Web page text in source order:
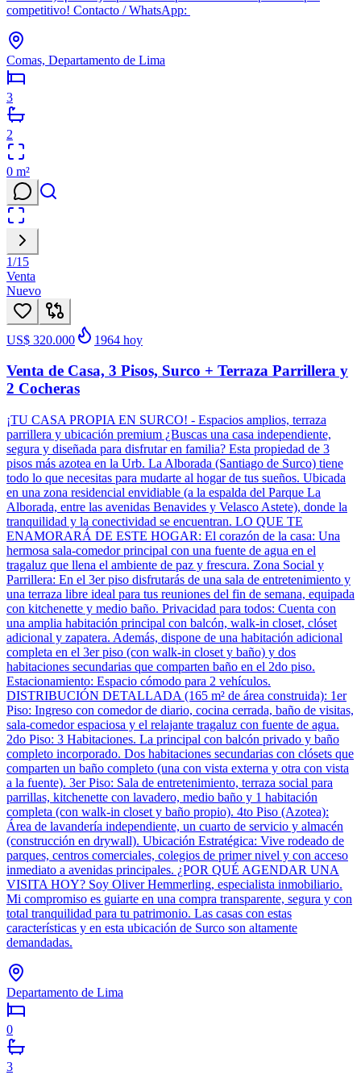
competitivo! Contacto / WhatsApp:
Comas, Departamento de Lima
3
2
0 m²
1/15
Venta
Nuevo
US$ 320.000 1964 hoy
Venta de Casa, 3 Pisos, Surco + Terraza Parrillera y
2 Cocheras
¡TU CASA PROPIA EN SURCO! - Espacios amplios, terraza
parrillera y ubicación premium ¿Buscas una casa independiente,
segura y diseñada para disfrutar en familia? Esta propiedad de 3
pisos más azotea en la Urb. La Alborada (Santiago de Surco) tiene
todo lo que necesitas para mudarte al hogar de tus sueños. Ubicada
en una zona residencial envidiable (a la espalda del Parque La
Alborada, entre las avenidas Benavides y Velasco Astete), donde la
tranquilidad y la conectividad se encuentran. LO QUE TE
ENAMORARÁ DE ESTE HOGAR: El corazón de la casa: Una
hermosa sala-comedor principal con una fuente de agua en el
tragaluz que llena el ambiente de paz y frescura. Zona Social y
Parrillera: En el 3er piso disfrutarás de una sala de entretenimiento y
una terraza libre ideal para tus reuniones del fin de semana, equipada
con kitchenette y medio baño. Privacidad para todos: Cuenta con
una amplia habitación principal con balcón, walk-in closet, clóset
adicional y zapatera. Además, dispone de una habitación adicional
completa en el 3er piso (con walk-in closet y baño) y dos
habitaciones secundarias que comparten baño en el 2do piso.
Estacionamiento: Espacio cómodo para 2 vehículos.
DISTRIBUCIÓN DETALLADA (165 m² de área construida): 1er
Piso: Ingreso con comedor de diario, cocina cerrada, baño de visitas,
sala-comedor espaciosa y el relajante tragaluz con fuente de agua.
2do Piso: 3 Habitaciones. La principal con balcón privado y baño
completo incorporado. Dos habitaciones secundarias con clósets que
comparten un baño completo (una con vista externa y otra con vista
a la fuente). 3er Piso: Sala de entretenimiento, terraza social para
parrillas, kitchenette con lavadero, medio baño y 1 habitación
completa (con walk-in closet y baño propio). 4to Piso (Azotea):
Área de lavandería independiente, un cuarto de servicio y almacén
(construcción en drywall). Ubicación Estratégica: Vive rodeado de
parques, centros comerciales, colegios de primer nivel y con acceso
inmediato a avenidas principales. ¿POR QUÉ AGENDAR UNA
VISITA HOY? Soy Oliver Hemmerling, especialista inmobiliario.
Mi compromiso es guiarte en una compra transparente, segura y con
total tranquilidad para tu patrimonio. Las casas con estas
características y en esta ubicación de Surco son altamente
demandadas.
Departamento de Lima
0
3